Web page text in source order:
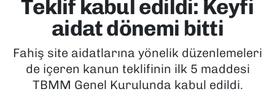
Teklif kabul edildi: Keyfi
aidat dönemi bitti
Fahiş site aidatlarına yönelik düzenlemeleri
de içeren kanun teklifinin ilk 5 maddesi
TBMM Genel Kurulunda kabul edildi.
EKONOMİ
KÜLTÜR SANAT
MAGAZİN
Tüm Manşetler
Son Dakika Haberleri
Haber Arşivi